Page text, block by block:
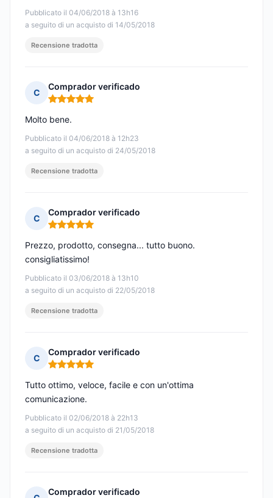
Pubblicato il 04/06/2018 à 13h16
a seguito di un acquisto di 14/05/2018
Recensione tradotta
C
Comprador verificado
Nota: 5 su 5
Pubblicato il 04/06/2018 à 12h23
a seguito di un acquisto di 24/05/2018
Molto bene.
Recensione tradotta
C
Comprador verificado
Nota: 5 su 5
Pubblicato il 03/06/2018 à 13h10
a seguito di un acquisto di 22/05/2018
Prezzo, prodotto, consegna... tutto buono.
consigliatissimo!
Recensione tradotta
C
Comprador verificado
Nota: 5 su 5
Pubblicato il 02/06/2018 à 22h13
a seguito di un acquisto di 21/05/2018
Tutto ottimo, veloce, facile e con un'ottima
comunicazione.
Recensione tradotta
Comprador verificado